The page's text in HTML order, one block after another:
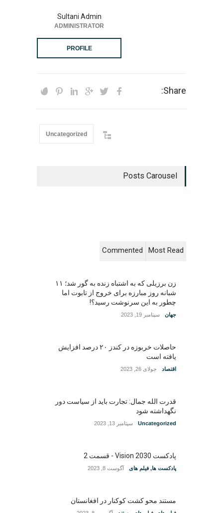
Sultani Admin
ADMINISTRATOR
PROFILE
Share:
Uncategorized
Posts Carousel
Most Read
Commented
زن برزیلی که به اشتباه زنده به گور شد؛ ۱۱
شبانه روز مبارزه برای خروج از تابوت اما
چطور به این سرنوشت رسید؟!
جهان سپتامبر 19, 2023
حاصلات خربوزه در کندز ۲۰ درصد افزایش
یافته است
اقتصاد جولای 26, 2023
قدرت الله جمال: تجارت باید از سیاست دور
نگهداشته شود
Uncategorized سپتامبر 13, 2023
پادکست Vision 2030 - قسمت 2
پادکست ها, فیلم های آگوست 8, 2023
مستند محو کشت کوکنار در افغانستان